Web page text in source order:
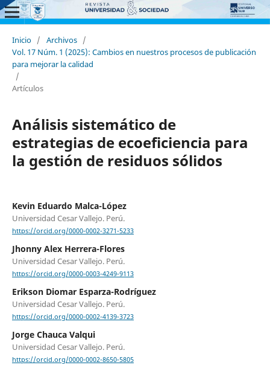
Inicio / Archivos /
Vol. 17 Núm. 1 (2025): Cambios en nuestros procesos de publicación
para mejorar la calidad
/
Artículos
Análisis sistemático de
estrategias de ecoeficiencia para
la gestión de residuos sólidos
Kevin Eduardo Malca-López
Universidad Cesar Vallejo. Perú.
https://orcid.org/0000-0002-3271-5233
Jhonny Alex Herrera-Flores
Universidad Cesar Vallejo. Perú.
https://orcid.org/0000-0003-4249-9113
Erikson Diomar Esparza-Rodríguez
Universidad Cesar Vallejo. Perú.
https://orcid.org/0000-0002-4139-3723
Jorge Chauca Valqui
Universidad Cesar Vallejo. Perú.
https://orcid.org/0000-0002-8650-5805